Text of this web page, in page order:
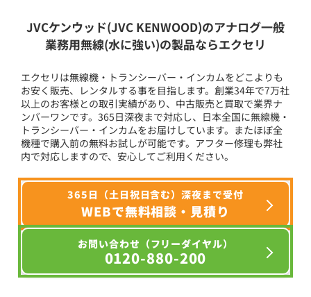
JVCケンウッド(JVC KENWOOD)のアナログ一般
業務用無線(水に強い)の製品ならエクセリ
エクセリは無線機・トランシーバー・インカムをどこよりも
お安く販売、レンタルする事を目指します。創業34年で7万社
以上のお客様との取引実績があり、中古販売と買取で業界ナ
ンバーワンです。365日深夜まで対応し、日本全国に無線機・
トランシーバー・インカムをお届けしています。またほぼ全
機種で購入前の無料お試しが可能です。アフター修理も弊社
内で対応しますので、安心してご利用ください。
365日（土日祝日含む）深夜まで受付
WEBで無料相談・見積り
お問い合わせ（フリーダイヤル）
0120-880-200